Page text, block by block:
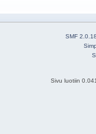
SMF
Sivu luotiin